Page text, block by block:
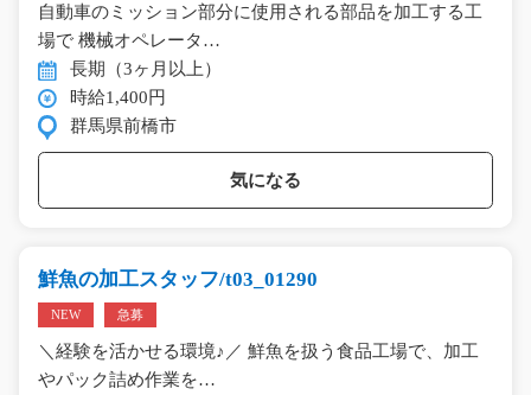
自動車のミッション部分に使用される部品を加工する工
場で 機械オペレータ…
長期（3ヶ月以上）
時給1,400円
群馬県前橋市
気になる
鮮魚の加工スタッフ/t03_01290
NEW 急募
＼経験を活かせる環境♪／ 鮮魚を扱う食品工場で、加工
やパック詰め作業を…